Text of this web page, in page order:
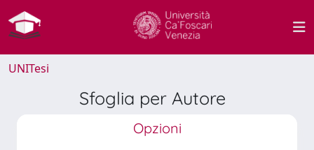
UNITesi
Sfoglia per Autore
Opzioni